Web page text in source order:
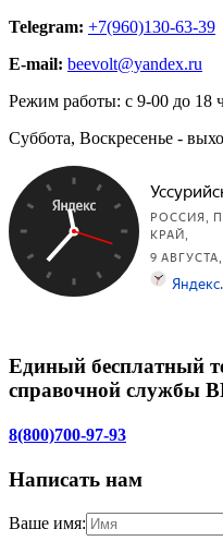
Telegram: +7(960)130-63-39
E-mail: beevolt@yandex.ru
Режим работы: с 9-00 до 18
Суббота, Воскресенье -
Единый бесплатный
справочной службы
8(800)700-97-93
Написать нам
Ваше имя: